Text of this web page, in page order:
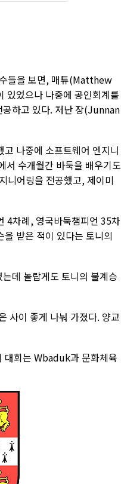
들을 보면, 매튜(Matthew
있었으나 나중에 공인회계를
하고 있다. 저난 장(Junnan
나중에 소프트웨어 엔지니
서 수개월간 바둑을 배우기도
어링을 전공했고, 제이미
4차례, 영국바둑챔피언 35차
받은 적이 있다는 토니의
데 놀랍게도 토니의 불계승
사이 좋게 나눠 가졌다. 양교
대회는 Wbaduk과 문화체육